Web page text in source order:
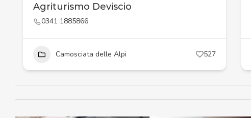
Agriturismo Deviscio
0341 1885866
Camosciata delle Alpi 527